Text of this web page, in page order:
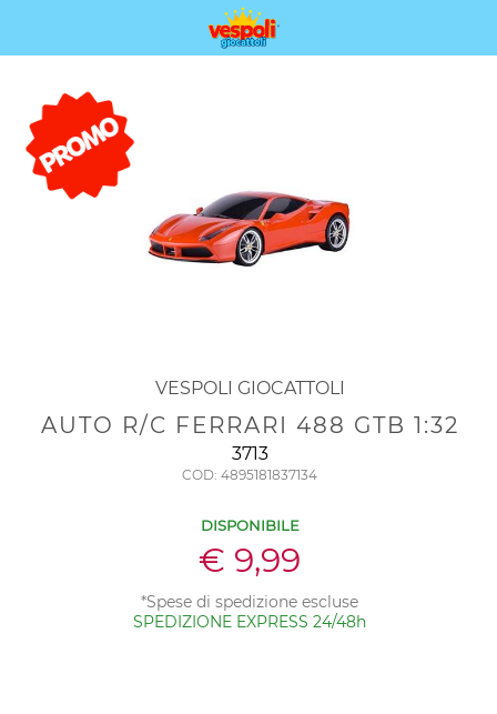
VESPOLI GIOCATTOLI
AUTO R/C FERRARI 488 GTB 1:32
3713
COD: 4895181837134
DISPONIBILE
€ 9,99
*Spese di spedizione escluse
SPEDIZIONE EXPRESS 24/48h